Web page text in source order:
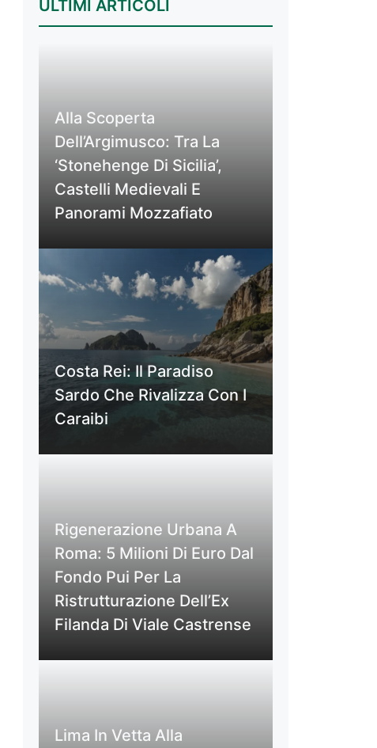
ULTIMI ARTICOLI
Alla Scoperta
Dell’Argimusco: Tra La
‘Stonehenge Di Sicilia’,
Castelli Medievali E
Panorami Mozzafiato
Costa Rei: Il Paradiso
Sardo Che Rivalizza Con I
Caraibi
Rigenerazione Urbana A
Roma: 5 Milioni Di Euro Dal
Fondo Pui Per La
Ristrutturazione Dell’Ex
Filanda Di Viale Castrense
Lima In Vetta Alla